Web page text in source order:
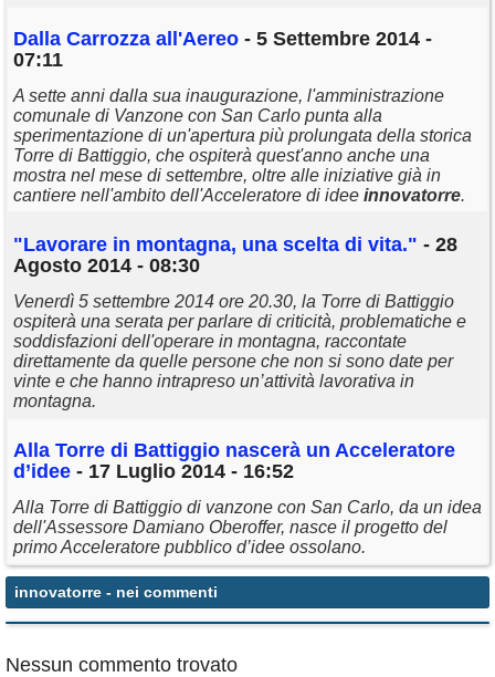
Dalla Carrozza all'Aereo - 5 Settembre 2014 -
07:11
A sette anni dalla sua inaugurazione, l'amministrazione
comunale di Vanzone con San Carlo punta alla
sperimentazione di un'apertura più prolungata della storica
Torre di Battiggio, che ospiterà quest'anno anche una
mostra nel mese di settembre, oltre alle iniziative già in
cantiere nell'ambito dell'Acceleratore di idee innovatorre.
"Lavorare in montagna, una scelta di vita." - 28
Agosto 2014 - 08:30
Venerdì 5 settembre 2014 ore 20.30, la Torre di Battiggio
ospiterà una serata per parlare di criticità, problematiche e
soddisfazioni dell'operare in montagna, raccontate
direttamente da quelle persone che non si sono date per
vinte e che hanno intrapreso un’attività lavorativa in
montagna.
Alla Torre di Battiggio nascerà un Acceleratore
d’idee - 17 Luglio 2014 - 16:52
Alla Torre di Battiggio di vanzone con San Carlo, da un idea
dell'Assessore Damiano Oberoffer, nasce il progetto del
primo Acceleratore pubblico d’idee ossolano.
innovatorre - nei commenti
Nessun commento trovato